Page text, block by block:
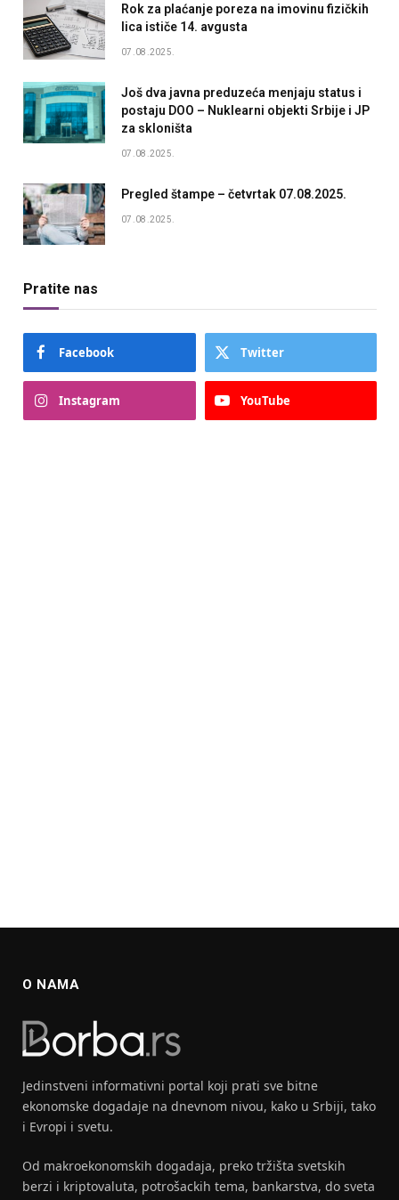
Rok za plaćanje poreza na imovinu fizičkih
lica ističe 14. avgusta
07.08.2025.
Još dva javna preduzeća menjaju status i
postaju DOO – Nuklearni objekti Srbije i JP
za skloništa
07.08.2025.
Pregled štampe – četvrtak 07.08.2025.
07.08.2025.
Pratite nas
Facebook Twitter
Instagram YouTube
O NAMA
Jedinstveni informativni portal koji prati sve bitne
ekonomske dogadaje na dnevnom nivou, kako u Srbiji, tako
i Evropi i svetu.
Od makroekonomskih dogadaja, preko tržišta svetskih
berzi i kriptovaluta, potrošackih tema, bankarstva, do sveta